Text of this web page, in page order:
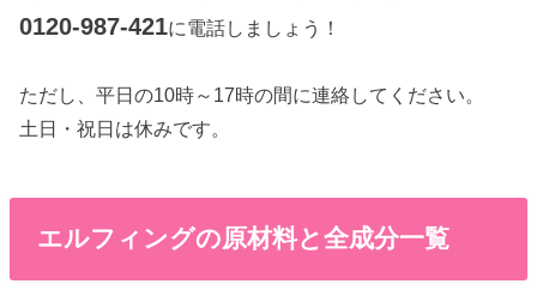
0120-987-421に電話しましょう！
ただし、平日の10時～17時の間に連絡してください。
土日・祝日は休みです。
エルフィングの原材料と全成分一覧